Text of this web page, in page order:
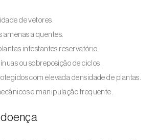
de vetores.
amenas a quentes.
infestantes reservatório.
ou sobreposição de ciclos.
com elevada densidade de plantas.
e manipulação frequente.